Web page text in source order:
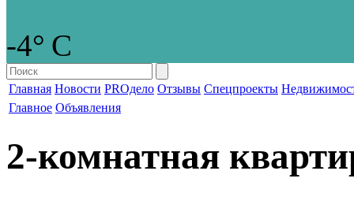
-4° С
Главная Новости PROдело Отзывы Спецпроекты
Главное Объявления
2-комнатная